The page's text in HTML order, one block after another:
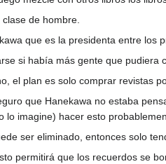
de hombre.
que es la presidenta entre los
si había más gente que pudiera
el plan es solo comprar revistas
que Hanekawa no estaba
lo imagine) hacer esto
ser eliminado, entonces solo
permitirá que los recuerdos se